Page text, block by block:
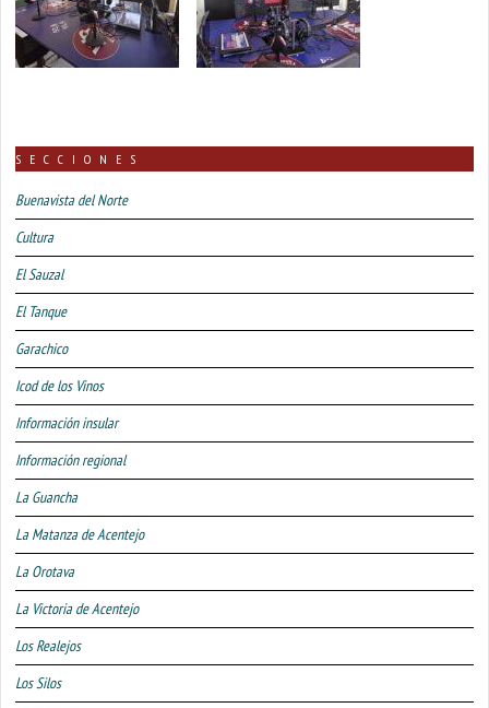
SECCIONES
Buenavista del Norte
Cultura
El Sauzal
El Tanque
Garachico
Icod de los Vinos
Información insular
Información regional
La Guancha
La Matanza de Acentejo
La Orotava
La Victoria de Acentejo
Los Realejos
Los Silos